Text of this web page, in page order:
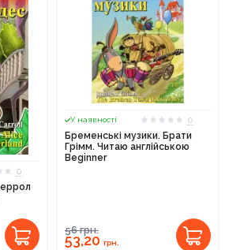
0
У наявності
0
Бременські музики. Брати
Грімм. Читаю англійською
Beginner
56грн.
53,20 грн.